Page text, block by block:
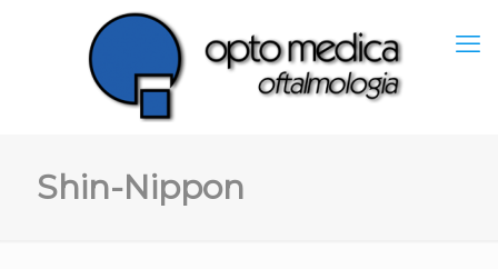
Shin-Nippon